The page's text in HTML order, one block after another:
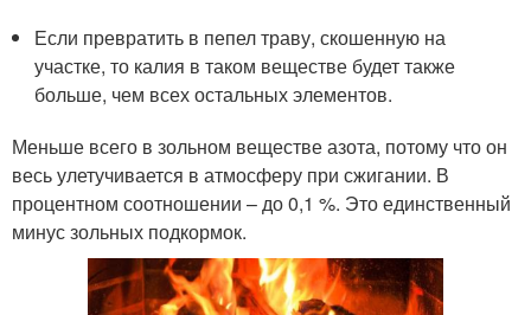
Если превратить в пепел траву, скошенную на
участке, то калия в таком веществе будет также
больше, чем всех остальных элементов.
Меньше всего в зольном веществе азота, потому что он
весь улетучивается в атмосферу при сжигании. В
процентном соотношении – до 0,1 %. Это единственный
минус зольных подкормок.